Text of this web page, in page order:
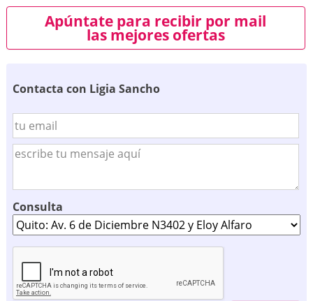
Apúntate para recibir por mail
las mejores ofertas
Contacta con Ligia Sancho
Consulta